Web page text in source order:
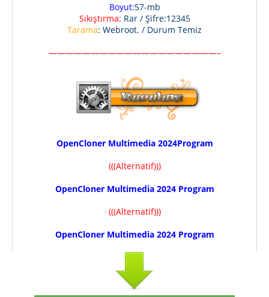
Boyut:57-mb
Sıkıştırma: Rar / Şifre:12345
Tarama: Webroot. / Durum Temiz
————————————————————–
OpenCloner Multimedia 2024Program
(((Alternatif)))
OpenCloner Multimedia 2024 Program
(((Alternatif)))
OpenCloner Multimedia 2024 Program